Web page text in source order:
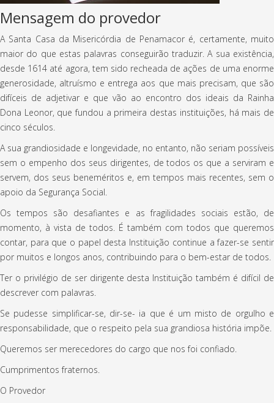
Mensagem do provedor
A Santa Casa da Misericórdia de Penamacor é, certamente, muito
maior do que estas palavras conseguirão traduzir. A sua existência,
desde 1614 até agora, tem sido recheada de ações de uma enorme
generosidade, altruísmo e entrega aos que mais precisam, que são
difíceis de adjetivar e que vão ao encontro dos ideais da Rainha
Dona Leonor, que fundou a primeira destas instituições, há mais de
cinco séculos.
A sua grandiosidade e longevidade, no entanto, não seriam possíveis
sem o empenho dos seus dirigentes, de todos os que a serviram e
servem, dos seus beneméritos e, em tempos mais recentes, sem o
apoio da Segurança Social.
Os tempos são desafiantes e as fragilidades sociais estão, de
momento, à vista de todos. É também com todos que queremos
contar, para que o papel desta Instituição continue a fazer-se sentir
por muitos e longos anos, contribuindo para o bem-estar de todos.
Ter o privilégio de ser dirigente desta Instituição também é difícil de
descrever com palavras.
Se pudesse simplificar-se, dir-se- ia que é um misto de orgulho e
responsabilidade, que o respeito pela sua grandiosa história impõe.
Queremos ser merecedores do cargo que nos foi confiado.
Cumprimentos fraternos.
O Provedor